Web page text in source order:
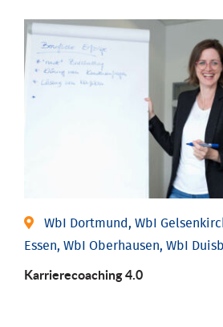
WbI Dortmund, WbI
Essen, WbI Oberhausen, WbI
Karriere­coaching 4.0